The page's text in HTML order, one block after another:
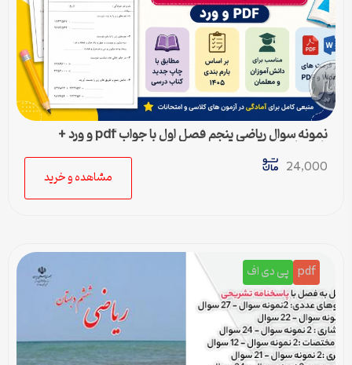
نمونه سوال ریاضی پنجم فصل اول با جواب pdf و ورد +
پاسخنامه
24,000
مشاهده و خرید
pdf پی دی اف